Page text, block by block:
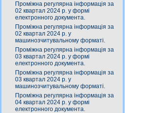
Проміжна регулярна інформація за
02 квартал 2024 р. у формі
електронного документа.
Проміжна регулярна інформація за
02 квартал 2024 р. у
машинозчитувальному форматі.
Проміжна регулярна інформація за
03 квартал 2024 р. у формі
електронного документа.
Проміжна регулярна інформація за
03 квартал 2024 р. у
машинозчитувальному форматі.
Проміжна регулярна інформація за
04 квартал 2024 р. у формі
електронного документа.